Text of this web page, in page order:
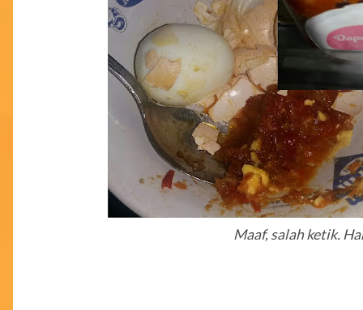
Maaf, salah ketik.